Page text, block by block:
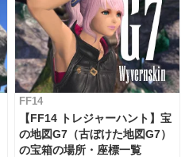
FF14
【FF14 トレジャーハント】宝
の地図G7（古ぼけた地図G7）
の宝箱の場所・座標一覧